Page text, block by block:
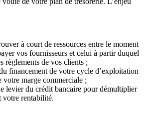
à court de ressources entre le moment
vos fournisseurs et celui à partir duquel
règlements de vos clients ;
financement de votre cycle d’exploitation
votre marge commerciale ;
levier du crédit bancaire pour démultiplier
rentabilité.